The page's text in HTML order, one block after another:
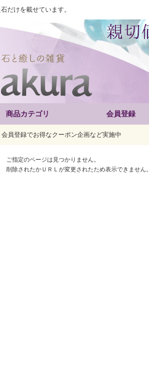
だけを載せています。
商品カテゴリ 会員登録
会員登録でお得なクーポン企画など実施中
ご指定のページは見つかりません。
削除されたかＵＲＬが変更されたため表示できません。